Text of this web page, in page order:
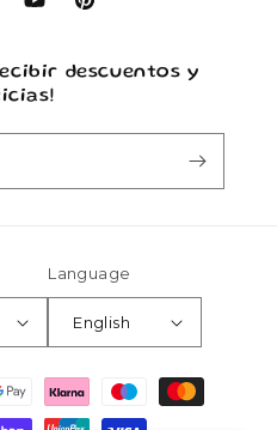
YouTubePinterest
descuentos y
Language
English